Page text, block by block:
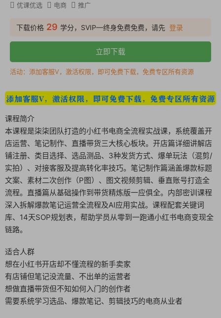
优课优选 电商 推广
下载价格 29 学分，SVIP—终身免费免费，请先 登录
立即下载
活动：添加客服V，激活权限，即可免费下载，免费专区所有资源
课程简介
本课程是柒柒团队打造的小红书电商全流程实战课，系统覆盖开
店运营、笔记制作、直播带货三大核心板块。开店篇详细讲解店
铺注册、类目选择、选品测品、3种发货方式、爆单玩法（混剪/
实拍）、对接客服及提高转化率技巧。笔记制作篇涵盖爆款标题
文案、素材二次创作（P图）、图文视频剪辑、垂直账号打造全
流程。直播篇从基础操作到带货精炼版一应俱全。内部密训课程
深入拆解爆款笔记运营全流程及AI应用实战。课程配套关键词
库、14天SOP规划表，帮助学员从零到一跑通小红书电商变现全
链路。
适合人群
想在小红书开店却不懂流程的新手卖家
有店铺但笔记没流量、不出单的运营者
想做直播带货但不知如何入门的创作者
需要系统学习选品、爆款笔记、剪辑技巧的电商从业者